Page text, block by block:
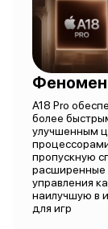
A18 Pro
более
улучшенным
пропускную
расширенные
управления
наилучшую в
для игр